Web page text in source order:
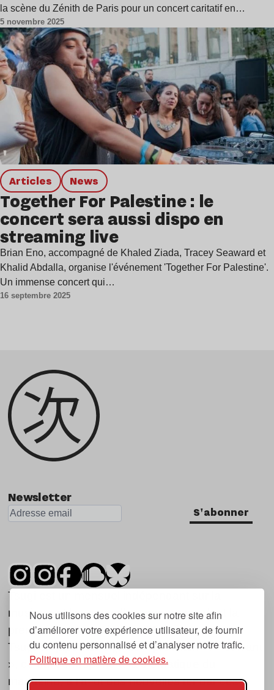
Nous utilisons des cookies sur notre site afin
d’améliorer votre expérience utilisateur, de fournir
du contenu personnalisé et d’analyser notre trafic.
Politique en matière de cookies.
la scène du Zénith de Paris pour un concert caritatif en…
5 novembre 2025
Articles news
Together For Palestine : le
concert sera aussi dispo en
streaming live
Brian Eno, accompagné de Khaled Ziada, Tracey Seaward et
Khalid Abdalla, organise l'événement 'Together For Palestine'.
Un immense concert qui…
16 septembre 2025
Newsletter
S'abonner
Tsugi est un mensuel indépendant sur la
musique et les nouvelles tendances, dont la
première parution date de 2007.
Tsugi en japonais signifie « prochain », « suivant
», ce qui correspond à la thématique du
magazine, à l’affût des nouvelles tendances